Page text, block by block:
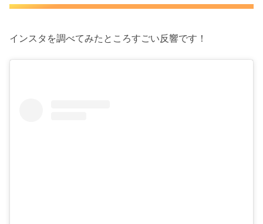
インスタを調べてみたところすごい反響です！